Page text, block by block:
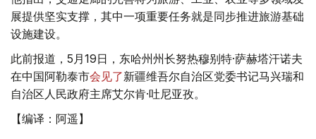
展提供坚实支撑，其中一项重要任务就是同步推进旅游基础
设施建设。
此前报道，5月19日，东哈州州长努热穆别特·萨赫塔汗诺夫
在中国阿勒泰市会见了新疆维吾尔自治区党委书记马兴瑞和
自治区人民政府主席艾尔肯·吐尼亚孜。
【编译：阿遥】